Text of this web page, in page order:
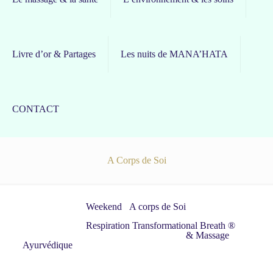
Livre d’or & Partages Les nuits de MANA’HATA
CONTACT
A Corps de Soi
Weekend A corps de Soi
Respiration Transformational Breath ®
& Massage
Ayurvédique